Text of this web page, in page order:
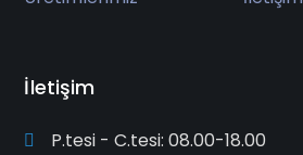
İletişim
P.tesi - C.tesi: 08.00-18.00